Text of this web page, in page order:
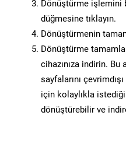
Dönüştürme işlemini
düğmesine tıklayın.
Dönüştürmenin
Dönüştürme
cihazınıza indirin. Bu
sayfalarını
için kolaylıkla
dönüştürebilir ve